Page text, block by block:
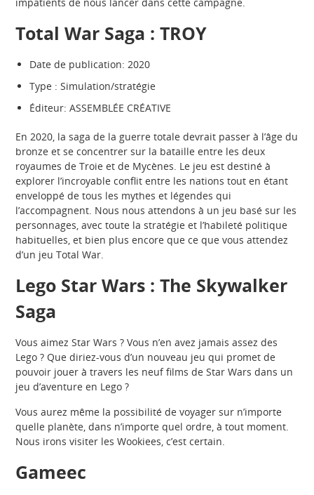
Total War Saga : TROY
Date de publication: 2020
Type : Simulation/stratégie
Éditeur: ASSEMBLÉE CRÉATIVE
En 2020, la saga de la guerre totale devrait passer à l’âge du
bronze et se concentrer sur la bataille entre les deux
royaumes de Troie et de Mycènes. Le jeu est destiné à
explorer l’incroyable conflit entre les nations tout en étant
enveloppé de tous les mythes et légendes qui
l’accompagnent. Nous nous attendons à un jeu basé sur les
personnages, avec toute la stratégie et l’habileté politique
habituelles, et bien plus encore que ce que vous attendez
d’un jeu Total War.
Lego Star Wars : The Skywalker
Saga
Vous aimez Star Wars ? Vous n’en avez jamais assez des
Lego ? Que diriez-vous d’un nouveau jeu qui promet de
pouvoir jouer à travers les neuf films de Star Wars dans un
jeu d’aventure en Lego ?
Vous aurez même la possibilité de voyager sur n’importe
quelle planète, dans n’importe quel ordre, à tout moment.
Nous irons visiter les Wookiees, c’est certain.
Gameec